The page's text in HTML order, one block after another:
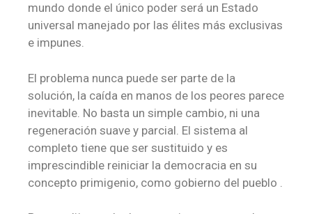
mundo donde el único poder será un Estado
universal manejado por las élites más exclusivas
e impunes.
El problema nunca puede ser parte de la
solución, la caída en manos de los peores parece
inevitable. No basta un simple cambio, ni una
regeneración suave y parcial. El sistema al
completo tiene que ser sustituido y es
imprescindible reiniciar la democracia en su
concepto primigenio, como gobierno del pueblo .